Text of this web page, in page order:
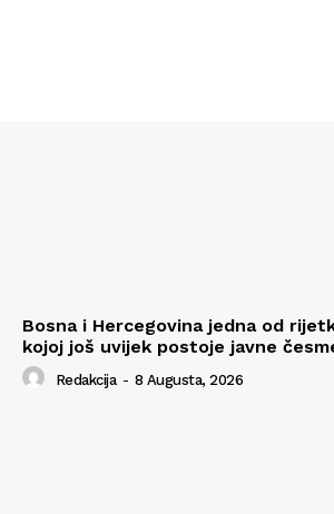
Bosna i Hercegovina jedna od
kojoj još uvijek postoje javne
Redakcija - 8 Augusta, 2026